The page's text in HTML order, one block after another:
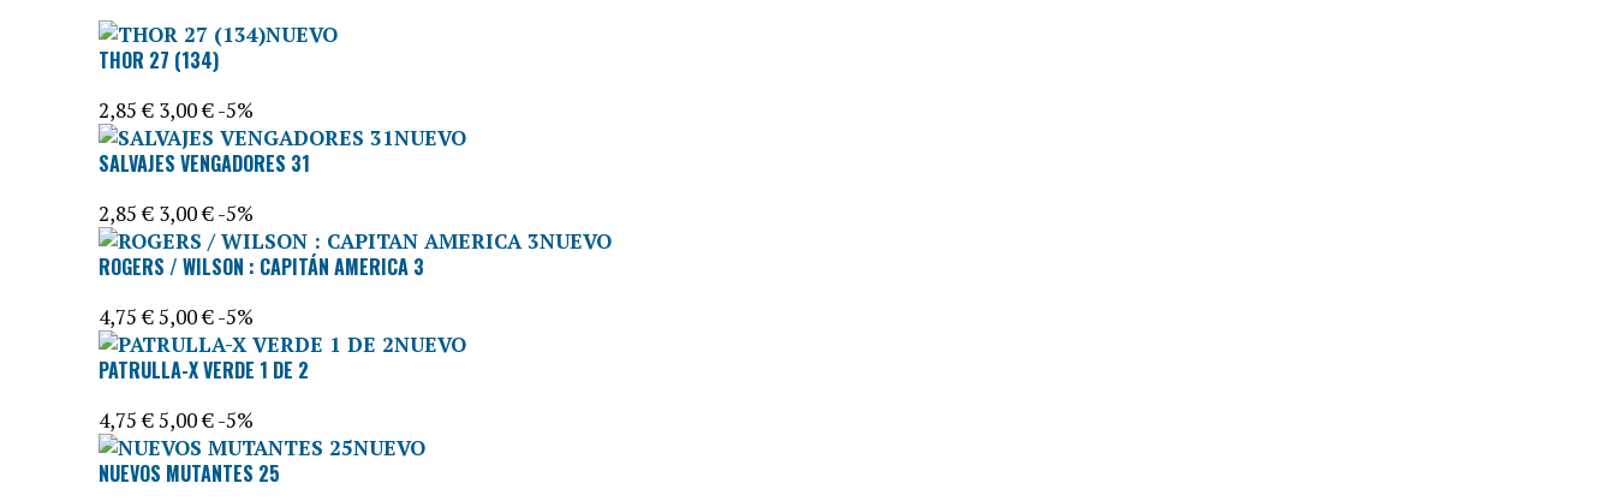
NUEVO
THOR 27 (134)
2,85 € 3,00 €-5%
NUEVO
SALVAJES VENGADORES 31
2,85 € 3,00 €-5%
NUEVO
ROGERS / WILSON : CAPITÁN AMERICA 3
4,75 €5,00 €-5%
NUEVO
PATRULLA-X VERDE 1 DE 2
4,75 €5,00 €-5%
NUEVO
NUEVOS MUTANTES 25